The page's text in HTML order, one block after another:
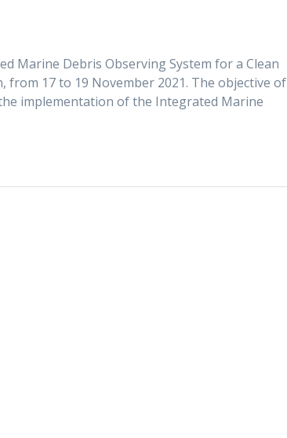
Marine Debris Observing System for a Clean
from 17 to 19 November 2021. The objective of
implementation of the Integrated Marine